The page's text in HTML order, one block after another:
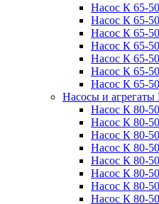
Насос К 65-
Насос К 65-
Насос К 65-
Насос К 65-
Насос К 65-
Насос К 65-
Насос К 65-
Насосы и агрегаты
Насос К 80-
Насос К 80-
Насос К 80-
Насос К 80-
Насос К 80-
Насос К 80-
Насос К 80-
Насос К 80-